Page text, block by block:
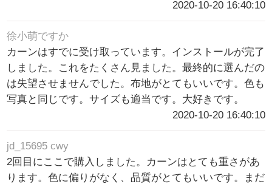
2020-10-20 16:40:10
徐小萌ですか
カーンはすでに受け取っています。インストールが完了
しました。これをたくさん見ました。最終的に選んだの
は失望させませんでした。布地がとてもいいです。色も
写真と同じです。サイズも適当です。大好きです。
2020-10-20 16:40:10
jd_15695 cwy
2回目にここで購入しました。カーンはとても重さがあ
ります。色に偏りがなく、品質がとてもいいです。まだ